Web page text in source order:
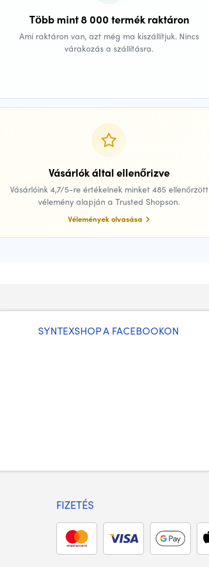
Több mint 8 000 termék raktáron
Ami raktáron van, azt még ma kiszállítjuk. Nincs
várakozás a szállításra.
Vásárlók által ellenőrizve
Vásárlóink 4,7/5-re értékelnek minket 485 ellenőrzött
vélemény alapján a Trusted Shopson.
Vélemények olvasása
SYNTEXSHOP A FACEBOOKON
FIZETÉS